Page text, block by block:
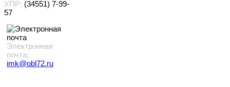
УПР: (34551) 7-99-
57
Электронная
почта:
imk@obl72.ru